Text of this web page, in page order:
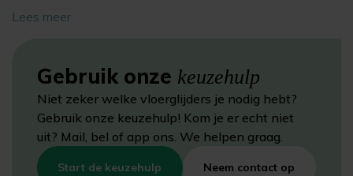
meubelpoten, tafelonderstellen, stoelbuizen of andere
Lees meer
Gebruik onze keuzehulp
Niet zeker welke vloerglijders je nodig hebt?
Gebruik onze keuzehulp! Kom je er echt niet
uit? Mail, bel of app ons. We helpen graag.
Start de keuzehulp Neem contact op